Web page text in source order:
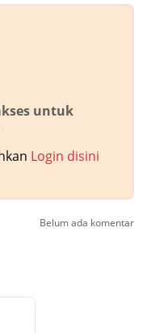
untuk
Login disini
Belum ada komentar